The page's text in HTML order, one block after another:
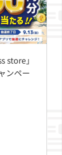
store」
ンペー